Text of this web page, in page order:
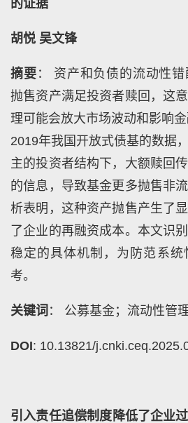
的证据
胡悦 吴文锋
摘要 ： 资产和负债的流动性
抛售资产满足投资者赎回，这
理可能会放大市场波动和影响
2019年我国开放式债基的数据
主的投资者结构下，大额赎回
的信息，导致基金更多抛售非
析表明，这种资产抛售产生了
了企业的再融资成本。本文识
稳定的具体机制，为防范系
考。
关键词 ： 公募基金；流动性管
DOI: 10.13821/
引入责任追偿制度降低了企业